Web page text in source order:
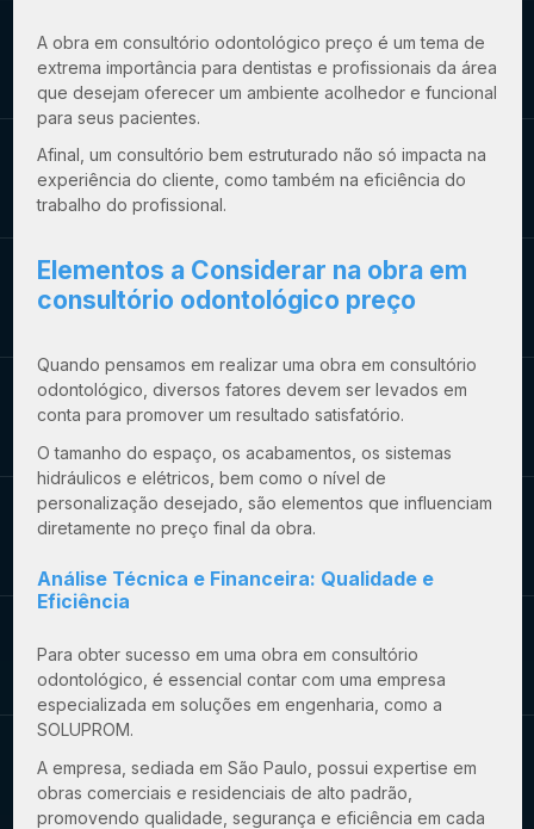
A obra em consultório odontológico preço é um tema de
extrema importância para dentistas e profissionais da área
que desejam oferecer um ambiente acolhedor e funcional
para seus pacientes.
Afinal, um consultório bem estruturado não só impacta na
experiência do cliente, como também na eficiência do
trabalho do profissional.
Elementos a Considerar na obra em
consultório odontológico preço
Quando pensamos em realizar uma obra em consultório
odontológico, diversos fatores devem ser levados em
conta para promover um resultado satisfatório.
O tamanho do espaço, os acabamentos, os sistemas
hidráulicos e elétricos, bem como o nível de
personalização desejado, são elementos que influenciam
diretamente no preço final da obra.
Análise Técnica e Financeira: Qualidade e
Eficiência
Para obter sucesso em uma obra em consultório
odontológico, é essencial contar com uma empresa
especializada em soluções em engenharia, como a
SOLUPROM.
A empresa, sediada em São Paulo, possui expertise em
obras comerciais e residenciais de alto padrão,
promovendo qualidade, segurança e eficiência em cada